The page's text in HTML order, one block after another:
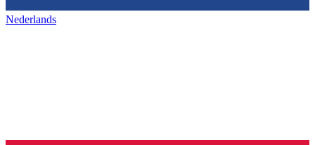
Nederlands